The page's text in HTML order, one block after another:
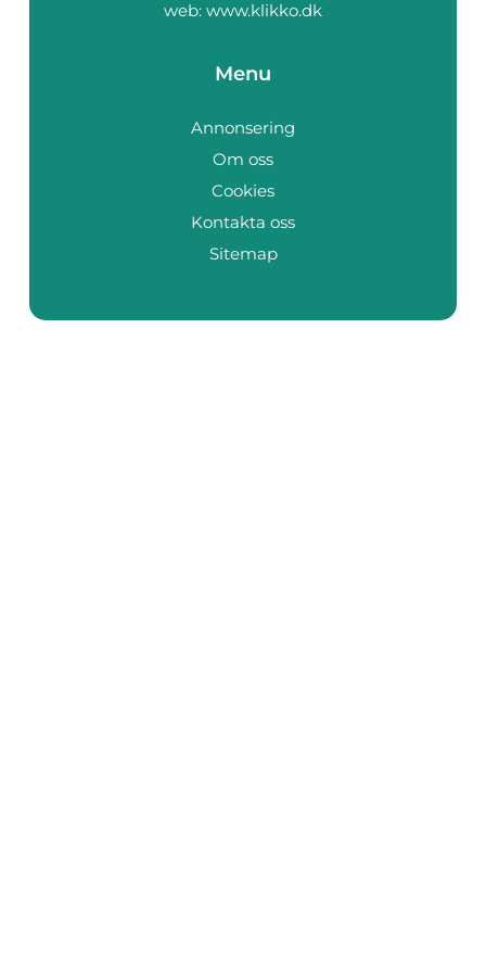
web: www.klikko.dk
Menu
Annonsering
Om oss
Cookies
Kontakta oss
Sitemap